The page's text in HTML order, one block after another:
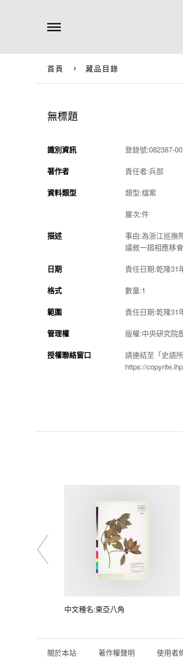
首頁 藏品目錄
無標題
識別資訊 登錄號:082387-
著作者 責任者:兵部
資料類型 類型:檔案
層次:件
描述
事由:為浙江巡撫
議敘一摺相應移
日期 責任日期:乾隆31
格式 數量:1
範圍 責任日期:乾隆31
管理權 版權:中央研究院
授權聯絡窗口
請連結至「史語
https://
中文種名:東亞八角
關於本站 著作權聲明 使用者